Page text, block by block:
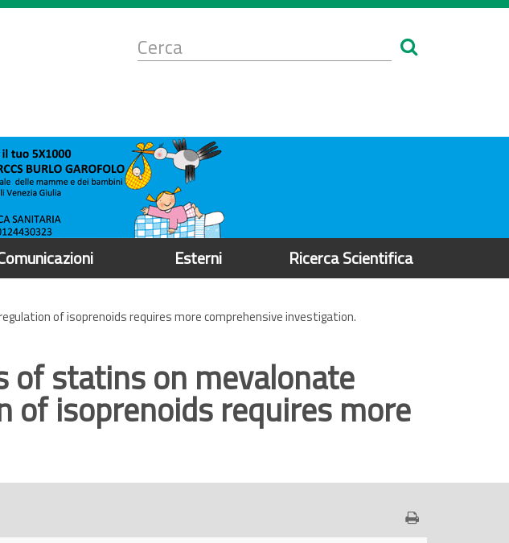
Form
di
Esterni Ricerca Scientifica
of isoprenoids requires more comprehensive investigation.
of statins on mevalonate
of isoprenoids requires more